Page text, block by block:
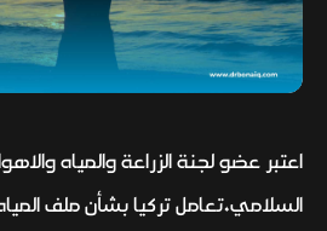
اعتبر عضو لجنة الزراعة والمياه
السلامي،تعامل تركيا بشأن ملف